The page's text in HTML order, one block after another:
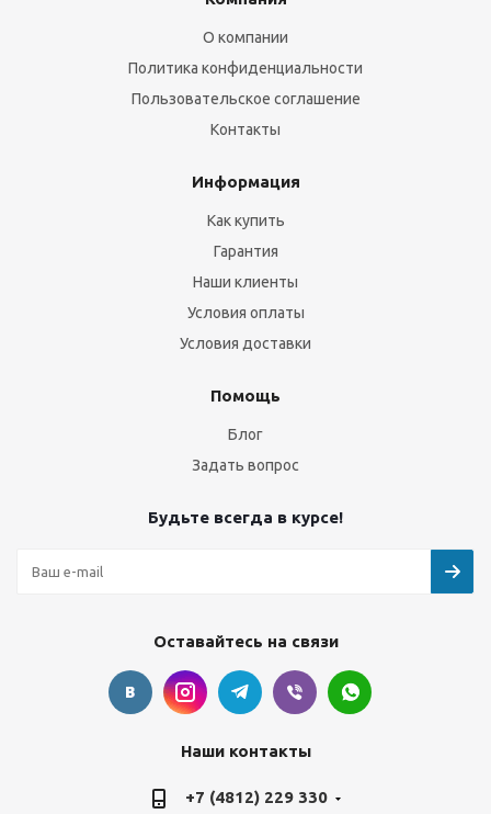
О компании
Политика конфиденциальности
Пользовательское соглашение
Контакты
Информация
Как купить
Гарантия
Наши клиенты
Условия оплаты
Условия доставки
Помощь
Блог
Задать вопрос
Будьте всегда в курсе!
Оставайтесь на связи
Наши контакты
+7 (4812) 229 330